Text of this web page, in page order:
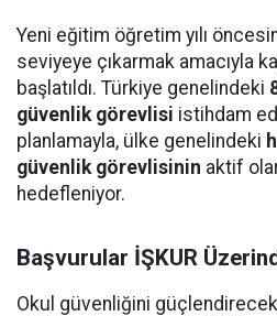
Yeni eğitim öğretim yılı
seviyeye çıkarmak amacıyla
başlatıldı. Türkiye genelindeki
güvenlik görevlisi istihdam
planlamayla, ülke genelindeki
güvenlik görevlisinin aktif
hedefleniyor.
Başvurular İŞKUR
Okul güvenliğini